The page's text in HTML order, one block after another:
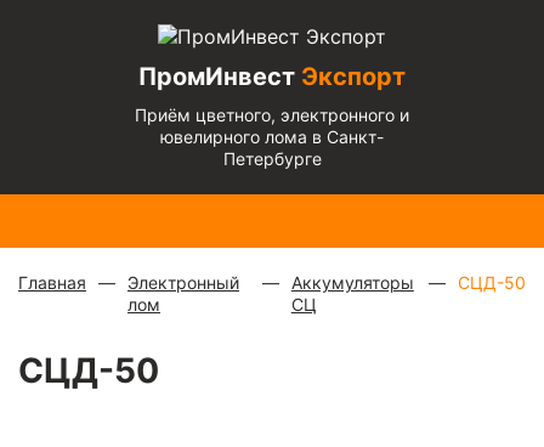
ПромИнвест Экспорт
Приём цветного, электронного и
ювелирного лома в Санкт-
Петербурге
Медь
кг
Радиаторы
310 ₽/кг
Медный
кг
Алюминиевый
₽/кг
Главная
Электронный
лом
Аккумуляторы
СЦ
СЦД-50
СЦД-50